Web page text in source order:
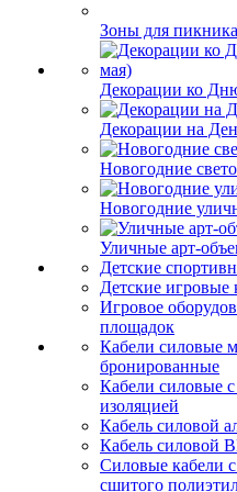
Зоны для пикника
Декорации ко
Декорации на
Новогодние
Новогодние
Уличные арт-
Детские
Детские игровые
Игровое
площадок
Кабели силовые
бронированные
Кабели силовые
изоляцией
Кабель силовой
Кабель силовой
Силовые кабели
сшитого